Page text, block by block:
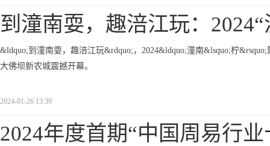
到潼南耍，趣涪江玩：
&ldquo;到潼南耍，趣涪江玩&rdquo;，2024&ldquo;潼南&lsquo;柠
大佛坝新农城震撼开幕。
2024-01-26 13:39
2024年度首期“中国周易行业